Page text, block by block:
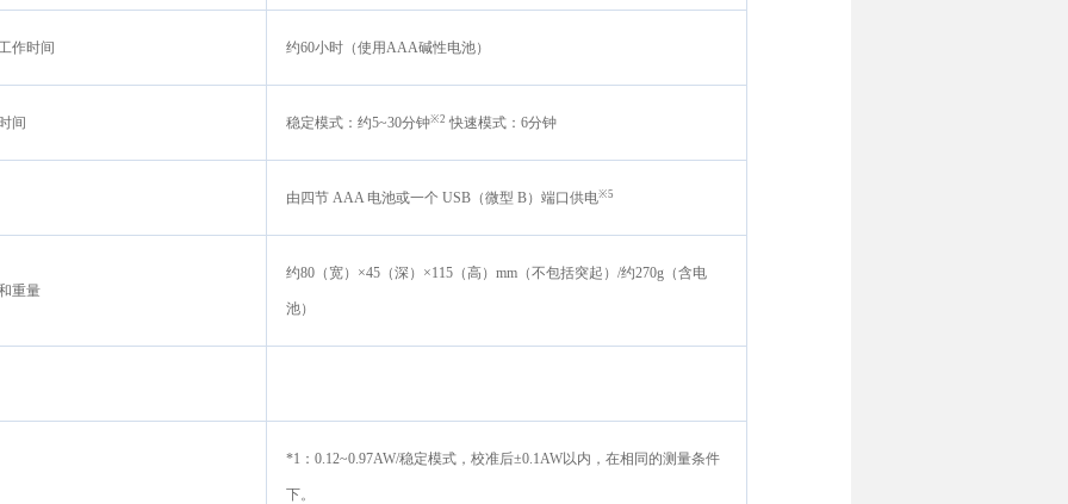
作时间 约60小时（使用AAA碱性电池）
间 稳定模式：约5~30分钟※2 快速模式：6分钟
由四节 AAA 电池或一个 USB（微型 B）端口供电※5
重量
约80（宽）×45（深）×115（高）mm（不包括突起）/约270g（含电
池）
*1：0.12~0.97AW/稳定模式，校准后±0.1AW以内，在相同的测量条件
下。